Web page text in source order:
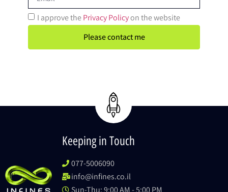
I approve thePrivacy Policyon the website
Please contact me
Keeping in Touch
077-5006090
info@infines.co.il
Sun-Thu: 9:00 AM - 5:00 PM